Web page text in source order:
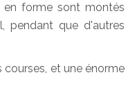
en forme sont montés
pendant que d'autres
courses, et une énorme